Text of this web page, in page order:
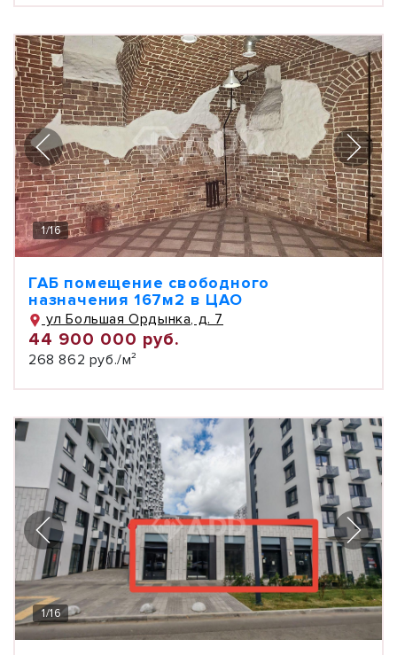
1/16
ГАБ помещение свободного
назначения 167м2 в ЦАО
ул Большая Ордынка, д. 7
44 900 000 руб.
268 862 руб./м²
1/16